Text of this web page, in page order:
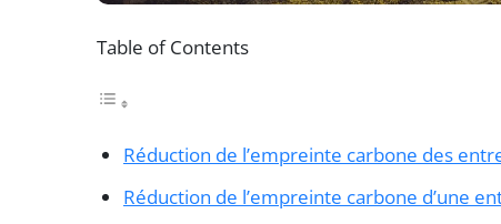
Table of Contents
Réduction de l’empreinte carbone des
Réduction de l’empreinte carbone d’une